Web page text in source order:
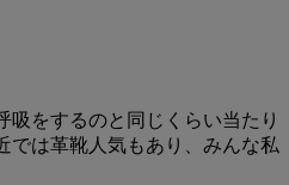
吸をするのと同じくらい当たり
では革靴人気もあり、みんな私